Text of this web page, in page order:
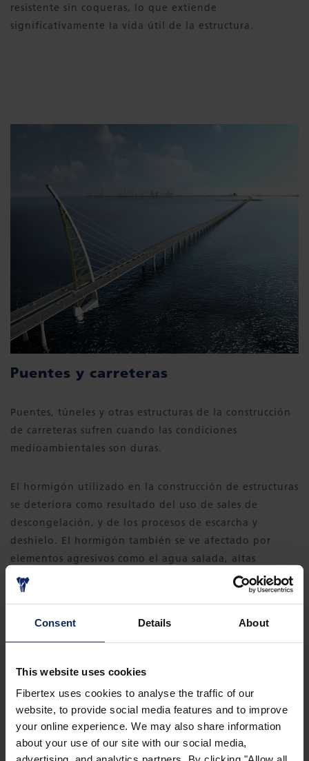
Consent Details About
This website uses cookies
Fibertex uses cookies to analyse the traffic of our
website, to provide social media features and to improve
your online experience. We may also share information
about your use of our site with our social media,
resistente sin coqueras, lo que extiende
significativamente la vida útil de la estructura.
Puentes y carreteras
Puentes, túneles y otras estructuras de la construcción
de carreteras sufren cuando las condiciones
medioambientales son duras.
El hormigón utilizado en la construcción de estructuras
se deteriora como resultado del uso de sales de
descongelación, y de los procesos de escarcha y
deshielo. El hormigón también se ve afectado por
elementos agresivos como el agua salada, altas
temperaturas y mayores niveles de CO
en el aire.
de mantenimiento.